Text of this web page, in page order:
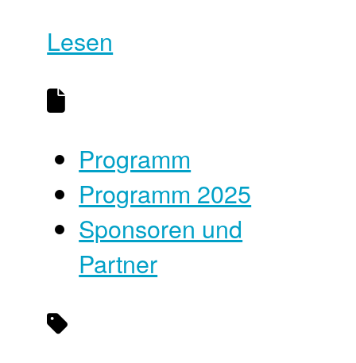
Lesen
Programm
Programm 2025
Sponsoren und
Partner